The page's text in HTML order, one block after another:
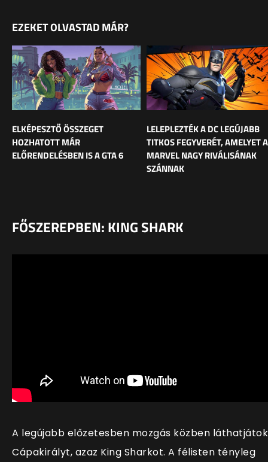
EZEKET OLVASTAD MÁR?
ELKÉPESZTŐ ÖSSZEGET
HOZHATOTT MÁR
ELŐRENDELÉSBEN IS A GTA 6
LELEPLEZTÉK A DC LEGÚJABB
TITKOS FEGYVERÉT, AMELYET A
MARVEL NAGY RIVÁLISÁNAK
SZÁNNAK
FŐSZEREPBEN: KING SHARK
A legújabb előzetesben mozgás közben láthatjátok
Cápakirályt, azaz King Sharkot. A félisten tényleg